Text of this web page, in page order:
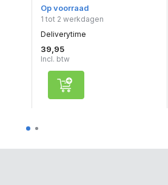
Op voorraad
1 tot 2 werkdagen
Deliverytime
39,95
Incl. btw